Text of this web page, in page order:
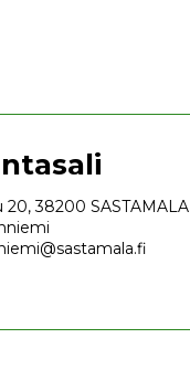
38200 SASTAMALA